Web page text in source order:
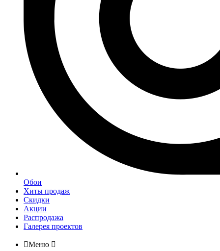
Обои
Хиты продаж
Скидки
Акции
Распродажа
Галерея проектов
Меню 